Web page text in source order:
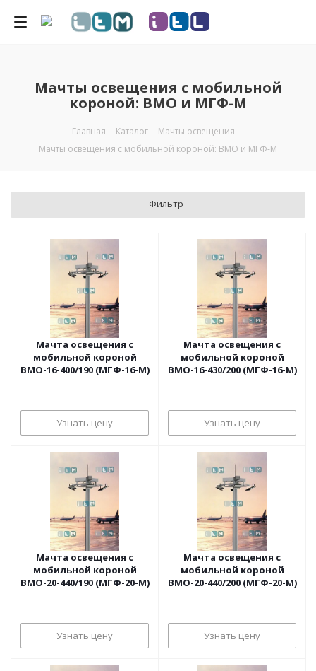
Мачты освещения с мобильной
короной: ВМО и МГФ-М
Главная - Каталог - Мачты освещения -
Мачты освещения с мобильной короной: ВМО и МГФ-М
Фильтр
Мачта освещения с
мобильной короной
ВМО-16-400/190 (МГФ-16-М)
Узнать цену
Мачта освещения с
мобильной короной
ВМО-16-430/200 (МГФ-16-М)
Узнать цену
Мачта освещения с
мобильной короной
ВМО-20-440/190 (МГФ-20-М)
Узнать цену
Мачта освещения с
мобильной короной
ВМО-20-440/200 (МГФ-20-М)
Узнать цену